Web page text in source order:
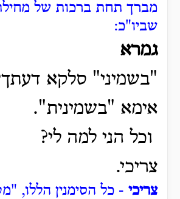
מברך תחת ברכות של
שביו"כ:
גמרא
"בשמיני" סלקא
אימא "בשמינית".
וכל הני למה לי?
צריכי.
צריכי - כל הסימנין הללו,